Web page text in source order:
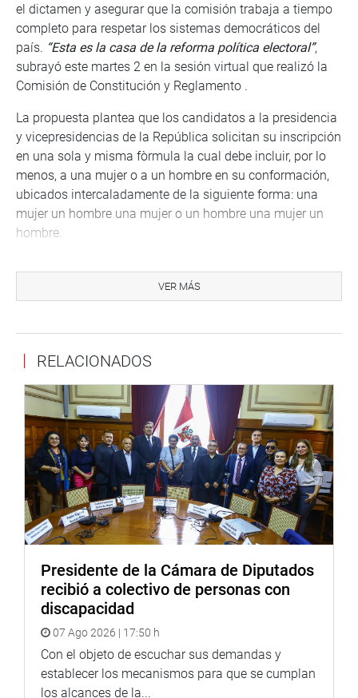
el dictamen y asegurar que la comisión trabaja a tiempo
completo para respetar los sistemas democráticos del
país. “Esta es la casa de la reforma política electoral”,
subrayó este martes 2 en la sesión virtual que realizó la
Comisión de Constitución y Reglamento .
La propuesta plantea que los candidatos a la presidencia
y vicepresidencias de la República solicitan su inscripción
en una sola y misma fòrmula la cual debe incluir, por lo
menos, a una mujer o a un hombre en su conformación,
ubicados intercaladamente de la siguiente forma: una
mujer un hombre una mujer o un hombre una mujer un
hombre.
Andino, para las elecciones generales, se considerarán los
resultados de la democracia interna y se ubican los
También se precisa que en las elecciones internas o
primarias el conjunto de candidatos está integrado por no
menos del 50% de mujeres o de hombres ubicados
intercaladamente. Además, se detalla que la lista
resultante se ordena según el resultado de la votación y
respetando la cuota mínima del 50 % de mujeres o de
hombres.
Con respecto a la inscripción de listas para las elecciones
regionales, la relación de candidatos titulares y
de un 50 % de hombres o mujeres ubicados en forma
intercala. El mismo criterio se aplica para las elecciones
municipales.
La propuesta modifica la Ley del Organizaciones Políticas
para una participación equitativa tanto de hombres como
de mujeres en 50 % en las listas de candidatos para
VER MÁS
RELACIONADOS
Presidente de la Cámara de Diputados
recibió a colectivo de personas con
discapacidad
07 Ago 2026 | 17:50 h
Con el objeto de escuchar sus demandas y
establecer los mecanismos para que se cumplan
los alcances de la...